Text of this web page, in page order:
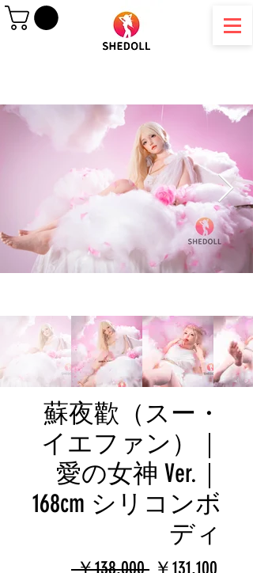
蘇夜歡（スー・
イエファン）｜
愛の女神 Ver.｜
168cm シリコンボ
ディ
￥138,000 通￥131,100